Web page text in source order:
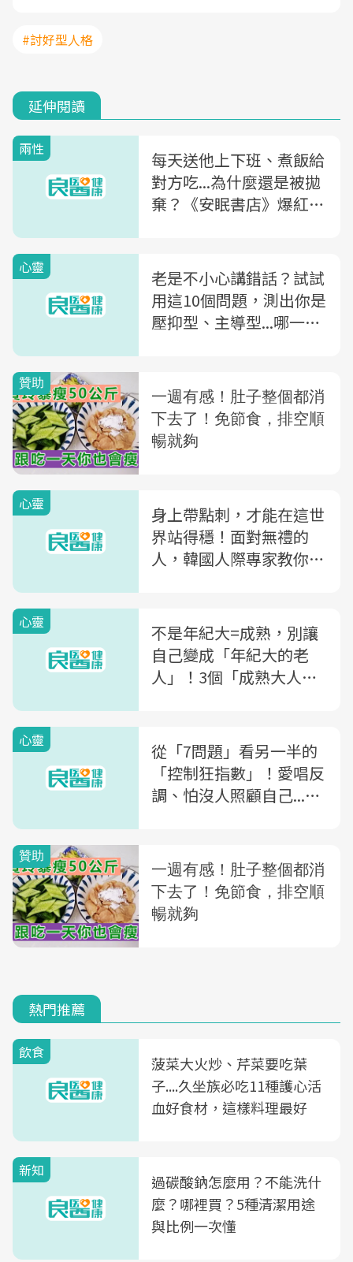
#討好型人格
延伸閱讀
兩性
每天送他上下班、煮飯給
對方吃...為什麼還是被拋
棄？《安眠書店》爆紅的
心靈
老是不小心講錯話？試試
用這10個問題，測出你是
壓抑型、主導型...哪一種
心靈
身上帶點刺，才能在這世
界站得穩！面對無禮的
人，韓國人際專家教你4
心靈
不是年紀大=成熟，別讓
自己變成「年紀大的老
人」！3個「成熟大人」
心靈
從「7問題」看另一半的
「控制狂指數」！愛唱反
調、怕沒人照顧自己...諮
熱門推薦
飲食
菠菜大火炒、芹菜要吃葉
子....久坐族必吃11種護心活
血好食材，這樣料理最好
新知
過碳酸鈉怎麼用？不能洗什
麼？哪裡買？5種清潔用途
與比例一次懂